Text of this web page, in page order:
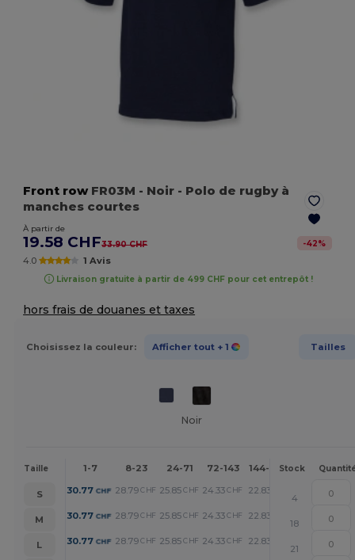
Front rowFR03M - Noir - Polo de rugby à
manches courtes
À partir de
19.58 CHF33.90 CHF -42%
4.0 1 Avis
Livraison gratuite à partir de 499 CHF pour cet entrepôt !
hors frais de douanes et taxes
Choisissez la couleur: Afficher tout + 1 Tailles
Noir
Taille 1-7 8-23 24-71 72-143 144-287 288 +
Stock
S 30.77 CHF 28.79 CHF 25.85 CHF 24.33 CHF 22.83 CHF
4
M
30.77 CHF 28.79 CHF 25.85 CHF 24.33 CHF 22.83 CHF
18
L
30.77 CHF 28.79 CHF 25.85 CHF 24.33 CHF 22.83 CHF
21